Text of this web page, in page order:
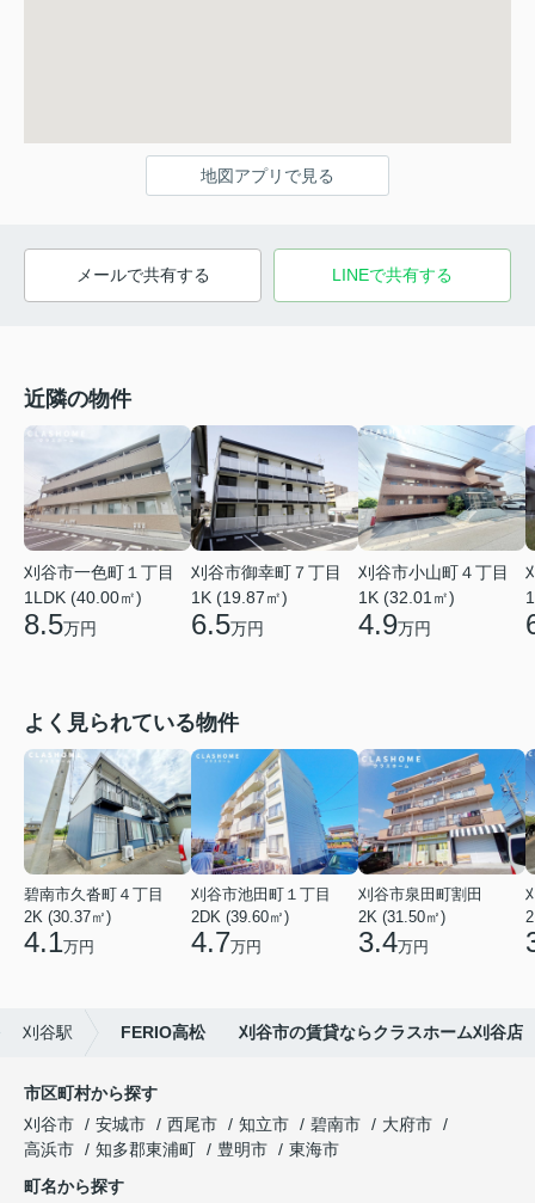
地図アプリで見る
メールで共有する LINEで共有する
近隣の物件
刈谷市一色町１丁目
1LDK (40.00㎡)
8.5万円
刈谷市御幸町７丁目
1K (19.87㎡)
6.5万円
刈谷市小山町４丁目
1K (32.01㎡)
4.9万円
よく見られている物件
碧南市久沓町４丁目
2K (30.37㎡)
4.1万円
刈谷市池田町１丁目
2DK (39.60㎡)
4.7万円
刈谷市泉田町割田
2K (31.50㎡)
3.4万円
刈谷駅 FERIO高松 刈谷市の賃貸ならクラスホーム刈谷店
市区町村から探す
刈谷市
安城市 西尾市 知立市 碧南市
大府市
高浜市
知多郡東浦町 豊明市
東海市
町名から探す